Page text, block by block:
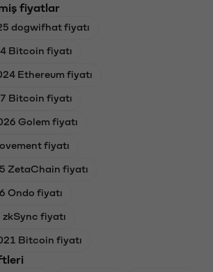
fiyatlar
dogwifhat fiyatı
Bitcoin fiyatı
Ethereum fiyatı
Bitcoin fiyatı
Golem fiyatı
fiyatı
ZetaChain fiyatı
Ondo fiyatı
zkSync fiyatı
Bitcoin fiyatı